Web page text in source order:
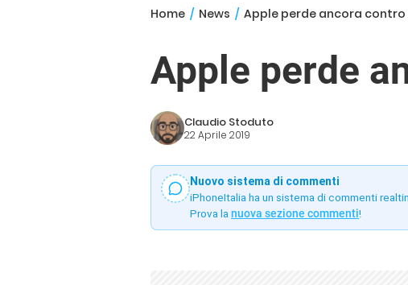
Home / News / Apple perde ancora contro
Apple perde
Claudio Stoduto
22 Aprile 2019
Nuovo sistema di commenti
iPhoneItalia ha un sistema di commenti
Prova la nuova sezione commenti!